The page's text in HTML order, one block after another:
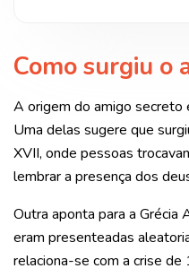
Como surgiu o
A origem do amigo secreto
Uma delas sugere que
XVII, onde pessoas
lembrar a presença dos
Outra aponta para a
eram presenteadas
relaciona-se com a crise